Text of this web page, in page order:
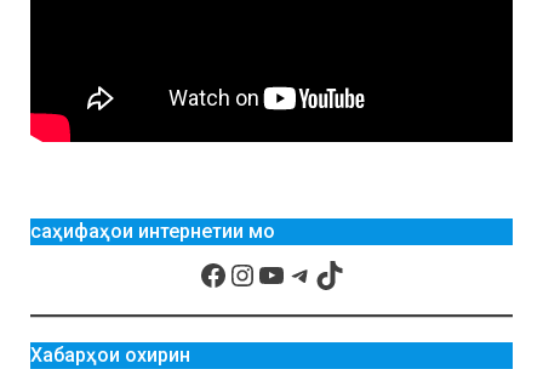
саҳифаҳои интернетии мо
Хабарҳои охирин